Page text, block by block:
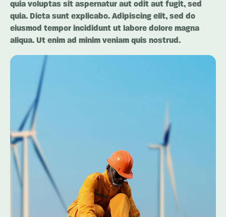
quia voluptas sit aspernatur aut odit aut fugit, sed
quia. Dicta sunt explicabo. Adipiscing elit, sed do
eiusmod tempor incididunt ut labore dolore magna
aliqua. Ut enim ad minim veniam quis nostrud.